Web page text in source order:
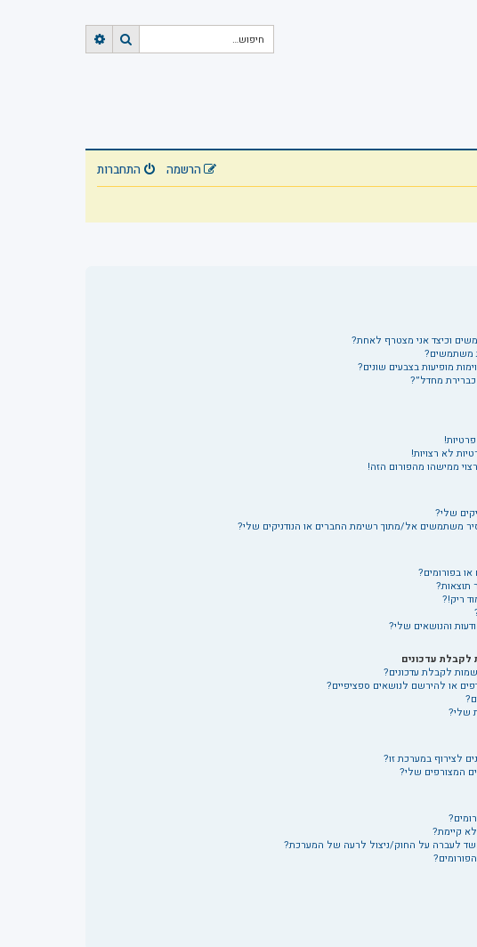
ח
י
ח
י
םהתחברות
הרשמה
וכיצד אני מצטרף לאחת?
משתמשים?
מופיעות בצבעים שונים?
מחדל”?
לא רצויות!
ממישהו מהפורום הזה!
שלי?
משתמשים אל/מתוך רשימת החברים או הנודניקים שלי?
בפורומים?
תוצאות?
ריק!?
והנושאים שלי?
לקבלת עדכונים
לקבלת עדכונים?
או להירשם לנושאים ספציפיים?
שלי?
לצירוף במערכת זו?
המצורפים שלי?
קיימת?
לעברה על החוק/ניצול לרעה של המערכת?